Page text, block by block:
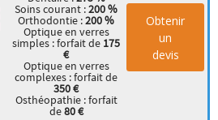
Soins courant :200 %
Orthodontie :200 %
Optique en verres
simples : forfait de 175
€
Optique en verres
complexes : forfait de
350 €
Osthéopathie : forfait
de80 €
Obtenir
un
devis